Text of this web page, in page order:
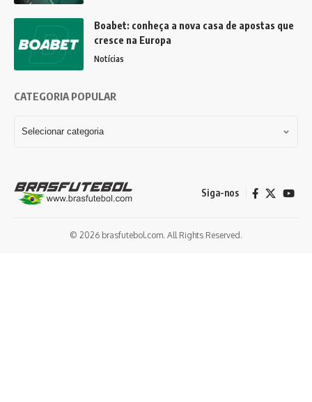
Boabet: conheça a nova casa de apostas que
cresce na Europa
Notícias
CATEGORIA POPULAR
Siga-nos
© 2026 brasfutebol.com. All Rights Reserved.